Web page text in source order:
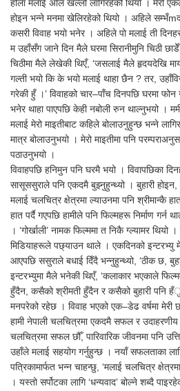
होला मलाई अलि खल्लो लागिरहेको थियो । मेरो
होइन भन्ने मनमा खेलिरहेको थियो । अहिले
कसरी विवाह भयो भनेर । अहिले पो मलाई ती
म उहाँसँग जाने दिन मैले घरमा सिरानीमुनि चिठी
चिठीमा मैले लेखेकी थिएँ, ‘जसलाई मैले हृदयदेखि
गल्ती भयो कि के भयो मलाई थाहा छैन ? तर,
गरेकी हुँ ।’ विवाहको चार–पाँच दिनपछि घरमा
भनेर थाहा पाएपछि केही नबोली रुन थाल्नुभयो ।
मलाई मेरो माइतीबाट कहिले बोलाउनुहुन्छ भन्ने
मात्र बोलाउनुभयो । मेरो माइतीमा पनि
पठाउनुभयो ।
विवाहपछि हनिमुन पनि घरमै भयो । विवापछिका
सासूससुराले पनि एकदमै बुझ्नुहुन्थ्यो । बुहारी होइन,
मलाई चलचित्र क्षेत्रमा ल्याउनमा पनि श्रीमान्कै
हात पर्दै गएपछि हामीले पनि फिल्महरू निर्माण गर्न
। ‘गोर्खाली’ नामक फिल्ममा त निकै ग्ल्यामर
मिडियाहरूले पछ्याउन थाले । एकदिनको इन्टरभ्यु
आएपछि ससुराले बधाई दिँदै भन्नुहुन्थ्यो, ‘ठीक छ,
इन्टरभ्युमा मैले भनेकी थिएँ, ‘कलाकार भएकाले
हुँदैन, कसैको श्रीमती हुँदैन र कसैको बुहारी पनि
मनपरेको रहेछ । विवाह भएको एक–डेढ वर्षमा मेरी
हामी नेपाली चलचित्रमा एकदमै सफल र
चलचित्रमा सफल छौँ, पारिवारिक जीवनमा पनि
उहाँले मलाई सहयोग गर्नुहुन्छ । नयाँ सफलताका
पत्रिकामार्फत भन्न चाहन्छु, ‘मलाई चलचित्र
। यस्तो सर्पोटका लागि ‘धन्यवाद’ बोल्ने शब्दै